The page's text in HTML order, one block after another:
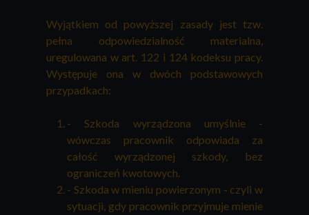
Wyjątkiem od powyższej zasady jest tzw.
pełna odpowiedzialność materialna,
uregulowana w art. 122 i 124 kodeksu pracy.
Występuje ona w dwóch podstawowych
przypadkach:
- Szkoda wyrządzona umyślnie -
wówczas pracownik odpowiada za
całość wyrządzonej szkody, bez
ograniczeń kwotowych.
- Szkoda w mieniu powierzonym - czyli w
sytuacji, gdy pracownik przyjmuje mienie